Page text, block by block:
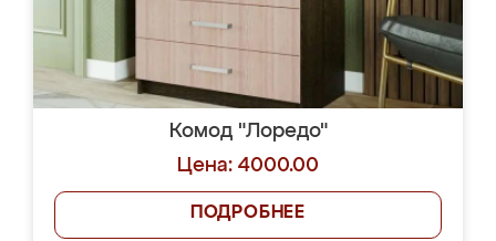
Комод "Лоредо"
Цена: 4000.00
ПОДРОБНЕЕ